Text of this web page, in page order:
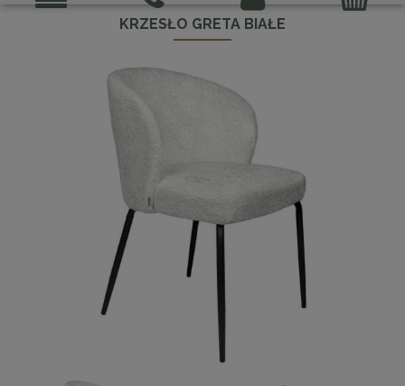
KRZESŁO GRETA BIAŁE